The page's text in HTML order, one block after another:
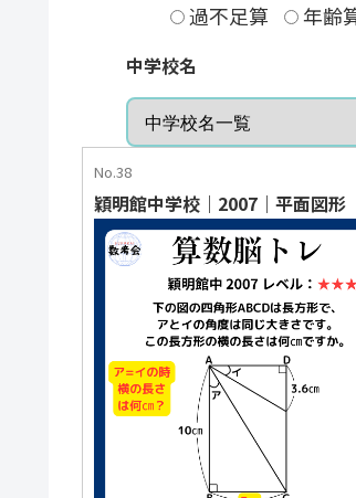
過不足算
年齢
中学校名
No.38
穎明館中学校｜2007｜平面図形